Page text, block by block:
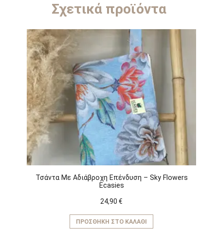
Σχετικά προϊόντα
Τσάντα Με Αδιάβροχη Επένδυση – Sky Flowers
Ecasies
24,90 €
ΠΡΟΣΘΉΚΗ ΣΤΟ ΚΑΛΆΘΙ